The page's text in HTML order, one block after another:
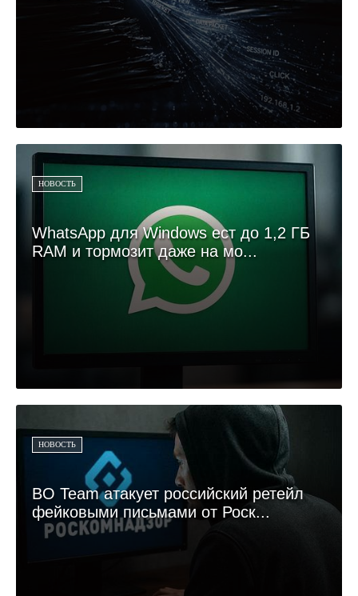
НОВОСТЬ
WhatsApp для Windows ест до 1,2 ГБ
RAM и тормозит даже на мо...
НОВОСТЬ
BO Team атакует российский ретейл
фейковыми письмами от Роск...